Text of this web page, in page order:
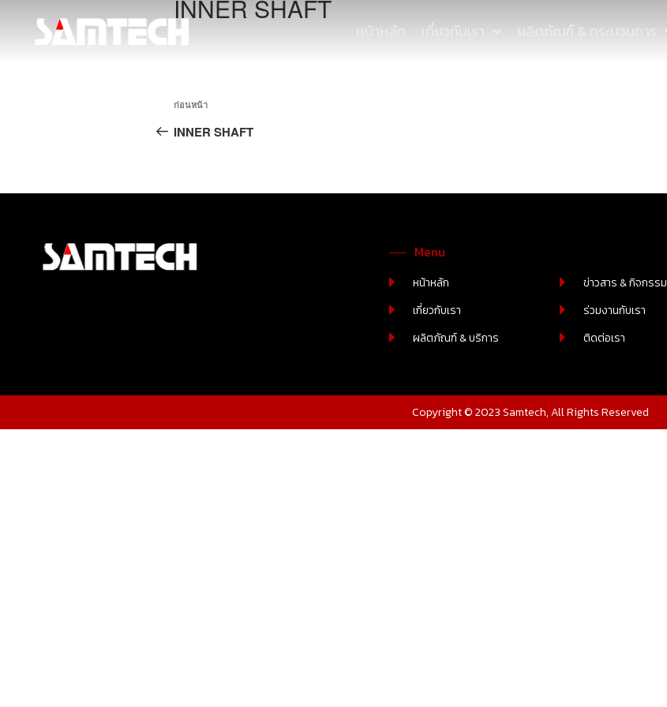
หน้าหลัก เกี่ยวกับเรา ผลิตภัณฑ์ & กระบวนการ
INNER SHAFT
ก่อนหน้า
INNER SHAFT
Menu
หน้าหลัก
เกี่ยวกับเรา
ผลิตภัณฑ์ & บริการ
ข่าวสาร & กิจกรรม
ร่วมงานกับเรา
ติดต่อเรา
Copyright © 2023 Samtech, All Rights Reserved